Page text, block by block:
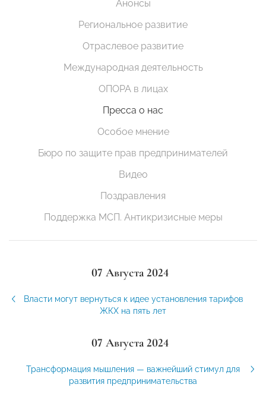
Анонсы
Региональное развитие
Отраслевое развитие
Международная деятельность
ОПОРА в лицах
Пресса о нас
Особое мнение
Бюро по защите прав предпринимателей
Видео
Поздравления
Поддержка МСП. Антикризисные меры
07 Августа 2024
Власти могут вернуться к идее установления тарифов
ЖКХ на пять лет
07 Августа 2024
Трансформация мышления — важнейший стимул для
развития предпринимательства